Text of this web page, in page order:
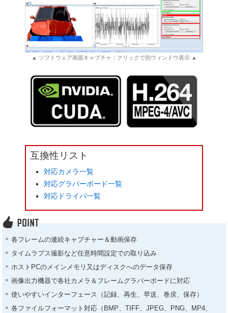
▲ ソフトウェア画面キャプチャ：クリックで別ウィンドウ表示 ▲
互換性リスト
対応カメラ一覧
対応グラバーボード一覧
対応ドライバ一覧
各フレームの連続キャプチャー＆動画保存
タイムラプス撮影など任意時間設定での取り込み
ホストPCのメインメモリ又はディスクへのデータ保存
画像出力機器で各社カメラ＆フレームグラバーボードに対応
使いやすいインターフェース（記録、再生、早送、巻戻、保存）
各ファイルフォーマット対応（BMP、TIFF、JPEG、PNG、MP4、